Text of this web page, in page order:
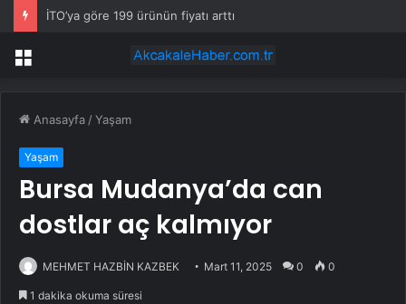
İTO’ya göre 199 ürünün fiyatı arttı
Menü
Anasayfa /Yaşam
Yaşam
Bursa Mudanya’da can
dostlar aç kalmıyor
MEHMET HAZBİN KAZBEK Mart 11, 2025 0 0
1 dakika okuma süresi